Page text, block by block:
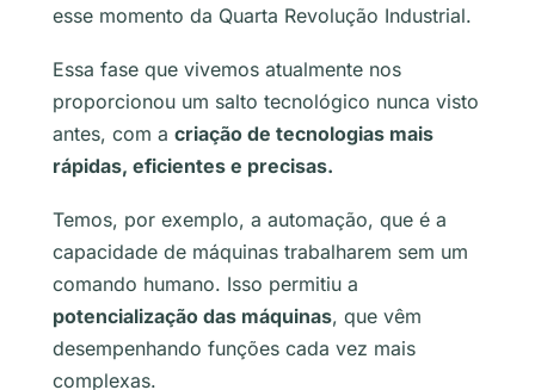
esse momento da Quarta Revolução Industrial.
Essa fase que vivemos atualmente nos
proporcionou um salto tecnológico nunca visto
antes, com a criação de tecnologias mais
rápidas, eficientes e precisas.
Temos, por exemplo, a automação, que é a
capacidade de máquinas trabalharem sem um
comando humano. Isso permitiu a
potencialização das máquinas, que vêm
desempenhando funções cada vez mais
complexas.